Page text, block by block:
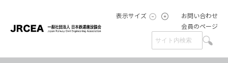
表示サイズ
お問い合わせ
会員のページ